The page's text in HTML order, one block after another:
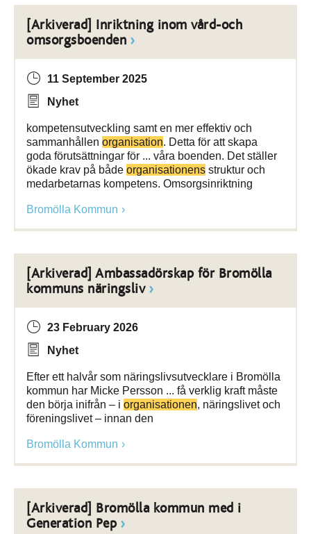
[Arkiverad] Inriktning inom vård-och
omsorgsboenden
11 September 2025
Nyhet
kompetensutveckling samt en mer effektiv och
sammanhållen organisation. Detta för att skapa
goda förutsättningar för ... våra boenden. Det ställer
ökade krav på både organisationens struktur och
medarbetarnas kompetens. Omsorgsinriktning
Bromölla Kommun
[Arkiverad] Ambassadörskap för Bromölla
kommuns näringsliv
23 February 2026
Nyhet
Efter ett halvår som näringslivsutvecklare i Bromölla
kommun har Micke Persson ... få verklig kraft måste
den börja inifrån – i organisationen, näringslivet och
föreningslivet – innan den
Bromölla Kommun
[Arkiverad] Bromölla kommun med i
Generation Pep